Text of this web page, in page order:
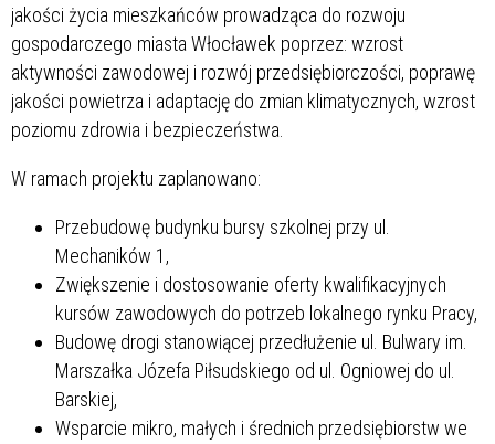
jakości życia mieszkańców prowadząca do rozwoju
gospodarczego miasta Włocławek poprzez: wzrost
aktywności zawodowej i rozwój przedsiębiorczości, poprawę
jakości powietrza i adaptację do zmian klimatycznych, wzrost
poziomu zdrowia i bezpieczeństwa.
W ramach projektu zaplanowano:
Przebudowę budynku bursy szkolnej przy ul.
Mechaników 1,
Zwiększenie i dostosowanie oferty kwalifikacyjnych
kursów zawodowych do potrzeb lokalnego rynku Pracy,
Budowę drogi stanowiącej przedłużenie ul. Bulwary im.
Marszałka Józefa Piłsudskiego od ul. Ogniowej do ul.
Barskiej,
Wsparcie mikro, małych i średnich przedsiębiorstw we